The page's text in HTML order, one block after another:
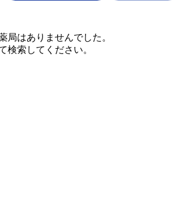
局はありませんでした。
検索してください。